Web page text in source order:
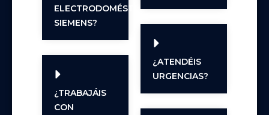
ELECTRODOMÉSTICOS
SIEMENS?
¿TRABAJÁIS
CON
¿ATENDÉIS
URGENCIAS?